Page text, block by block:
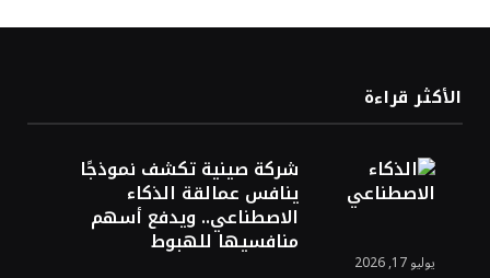
ويضيف الوجهة التشغيلية الثامنة
وزير الاستثمار: الموافقة على رخصة مزاولة
الأنشطة المالية عابرة الحدود تطوير للبيئة
الأكثر قراءة
شركة صينية تكشف نموذجًا
ينافس عمالقة الذكاء
الاصطناعي.. ويدفع أسهم
منافسيها للهبوط
يوليو 17, 2026